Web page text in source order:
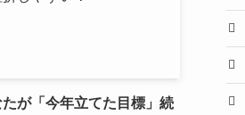
たが「今年立てた目標」続